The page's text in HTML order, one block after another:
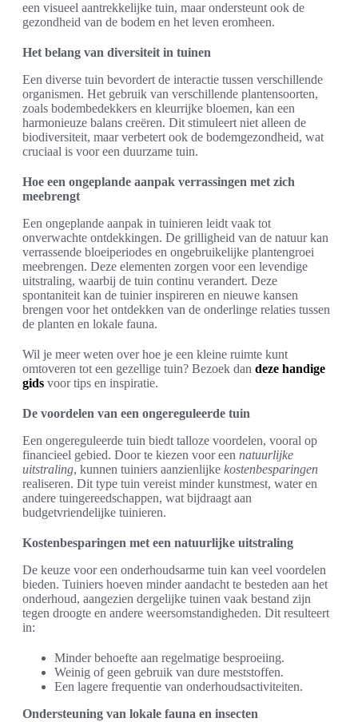
een visueel aantrekkelijke tuin, maar ondersteunt ook de
gezondheid van de bodem en het leven eromheen.
Het belang van diversiteit in tuinen
Een diverse tuin bevordert de interactie tussen verschillende
organismen. Het gebruik van verschillende plantensoorten,
zoals bodembedekkers en kleurrijke bloemen, kan een
harmonieuze balans creëren. Dit stimuleert niet alleen de
biodiversiteit, maar verbetert ook de bodemgezondheid, wat
cruciaal is voor een duurzame tuin.
Hoe een ongeplande aanpak verrassingen met zich
meebrengt
Een ongeplande aanpak in tuinieren leidt vaak tot
onverwachte ontdekkingen. De grilligheid van de natuur kan
verrassende bloeiperiodes en ongebruikelijke plantengroei
meebrengen. Deze elementen zorgen voor een levendige
uitstraling, waarbij de tuin continu verandert. Deze
spontaniteit kan de tuinier inspireren en nieuwe kansen
brengen voor het ontdekken van de onderlinge relaties tussen
de planten en lokale fauna.
Wil je meer weten over hoe je een kleine ruimte kunt
omtoveren tot een gezellige tuin? Bezoek dan deze handige
gids voor tips en inspiratie.
De voordelen van een ongereguleerde tuin
Een ongereguleerde tuin biedt talloze voordelen, vooral op
financieel gebied. Door te kiezen voor een natuurlijke
uitstraling, kunnen tuiniers aanzienlijke kostenbesparingen
realiseren. Dit type tuin vereist minder kunstmest, water en
andere tuingereedschappen, wat bijdraagt aan
budgetvriendelijke tuinieren.
Kostenbesparingen met een natuurlijke uitstraling
De keuze voor een onderhoudsarme tuin kan veel voordelen
bieden. Tuiniers hoeven minder aandacht te besteden aan het
onderhoud, aangezien dergelijke tuinen vaak bestand zijn
tegen droogte en andere weersomstandigheden. Dit resulteert
in:
Minder behoefte aan regelmatige besproeiing.
Weinig of geen gebruik van dure meststoffen.
Een lagere frequentie van onderhoudsactiviteiten.
Ondersteuning van lokale fauna en insecten